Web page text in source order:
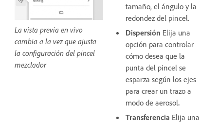
La vista previa en vivo
cambia a la vez que ajusta
la configuración del pincel
mezclador
tamaño, el ángulo y la
redondez del pincel.
Dispersión Elija una
opción para controlar
cómo desea que la
punta del pincel se
esparza según los ejes
para crear un trazo a
modo de aerosol.
Transferencia Elija una